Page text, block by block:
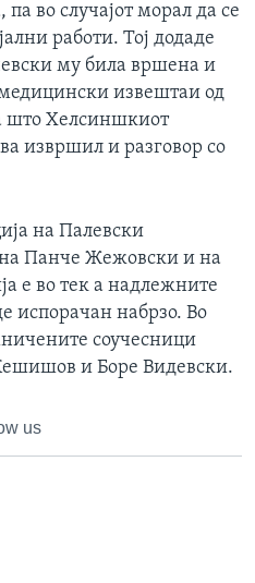
па во случајот морал да се
работи. Тој додаде
му била вршена и
извештаи од
што Хелсиншкиот
извршил и разговор со
на Палевски
Панче Жежовски и на
е во тек а надлежните
испорачан набрзо. Во
соучесници
и Боре Видевски.
us